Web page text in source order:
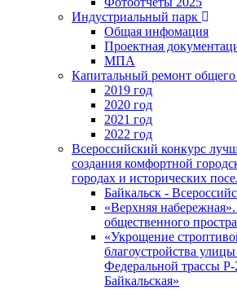
Индустриальный парк
Общая инфомация
Проектная
МПА
Капитальный ремонт
2019 год
2020 год
2021 год
2022 год
Всероссийский конкурс
создания комфортной
городах и исторических
Байкальск -
«Верхняя
общественного
«Укрощение
благоустройства
Федеральной трассы
Байкальская»